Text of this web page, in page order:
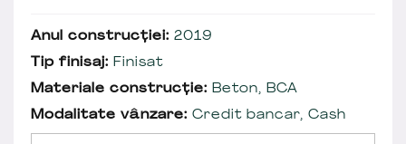
Anul construcției: 2019
Tip finisaj: Finisat
Materiale construcție: Beton, BCA
Modalitate vânzare: Credit bancar, Cash